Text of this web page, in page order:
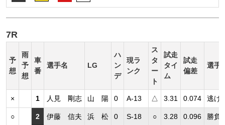
7R
予
想
雨
予
想
車
番
選手名 LG
ハ
ン
デ
現ラ
ンク
ス
タ
ー
ト
試走
タイ
ム
試走
偏差
選手
× 1 人見 剛志 山 陽 0 A-13 △ 3.31 0.074 逃げ
○ 2 伊藤 信夫 浜 松 0 S-18 ○ 3.28 0.096 勝負